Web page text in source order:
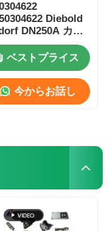
Diebold
DN250A カー
ーダー ICT3H5-
ATM スペア
ベストプライス
今からお話し